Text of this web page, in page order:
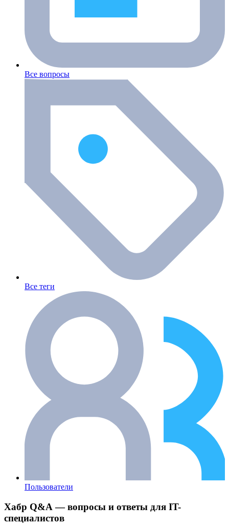
Все вопросы
Все теги
Пользователи
Хабр Q&A — вопросы и ответы для IT-
специалистов